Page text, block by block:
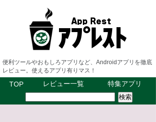
便利ツールやおもしろアプリなど、Androidアプリを徹底
レビュー。使えるアプリ有りマス！
TOP レビュー一覧 特集アプリ